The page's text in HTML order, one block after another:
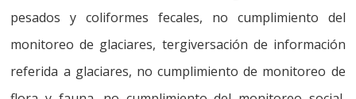
pesados y coliformes fecales, no cumplimiento del
monitoreo de glaciares, tergiversación de información
referida a glaciares, no cumplimiento de monitoreo de